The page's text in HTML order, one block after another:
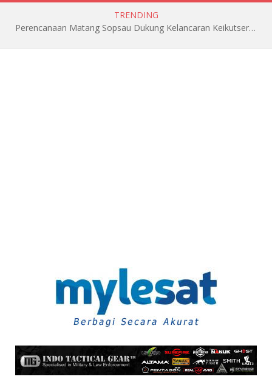
TRENDING
Perencanaan Matang Sopsau Dukung Kelancaran Keikutsertaan TNI AU di Pitch Black 2026